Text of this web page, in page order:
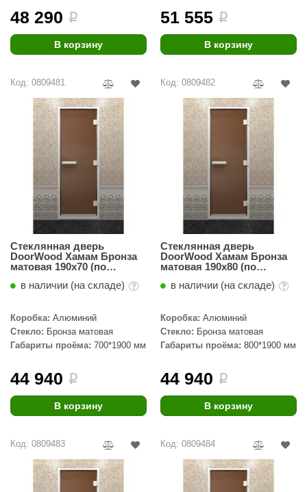
2000
KERN
48 290 i
В корзину
51 555 i
В корзину
Код: 0809481
Стеклянная дверь
DoorWood Хамам Бронза
матовая 190х70 (по
в наличии (на складе)
Коробка: Алюминий
Стекло: Бронза матовая
Габариты проёма: 700*1900 мм
44 940 i
В корзину
Код: 0809482
Стеклянная дверь
DoorWood Хамам Бронза
матовая 190х80 (по
в наличии (на складе)
Коробка: Алюминий
Стекло: Бронза матовая
Габариты проёма: 800*1900 мм
44 940 i
В корзину
Код: 0809483 Код: 0809484